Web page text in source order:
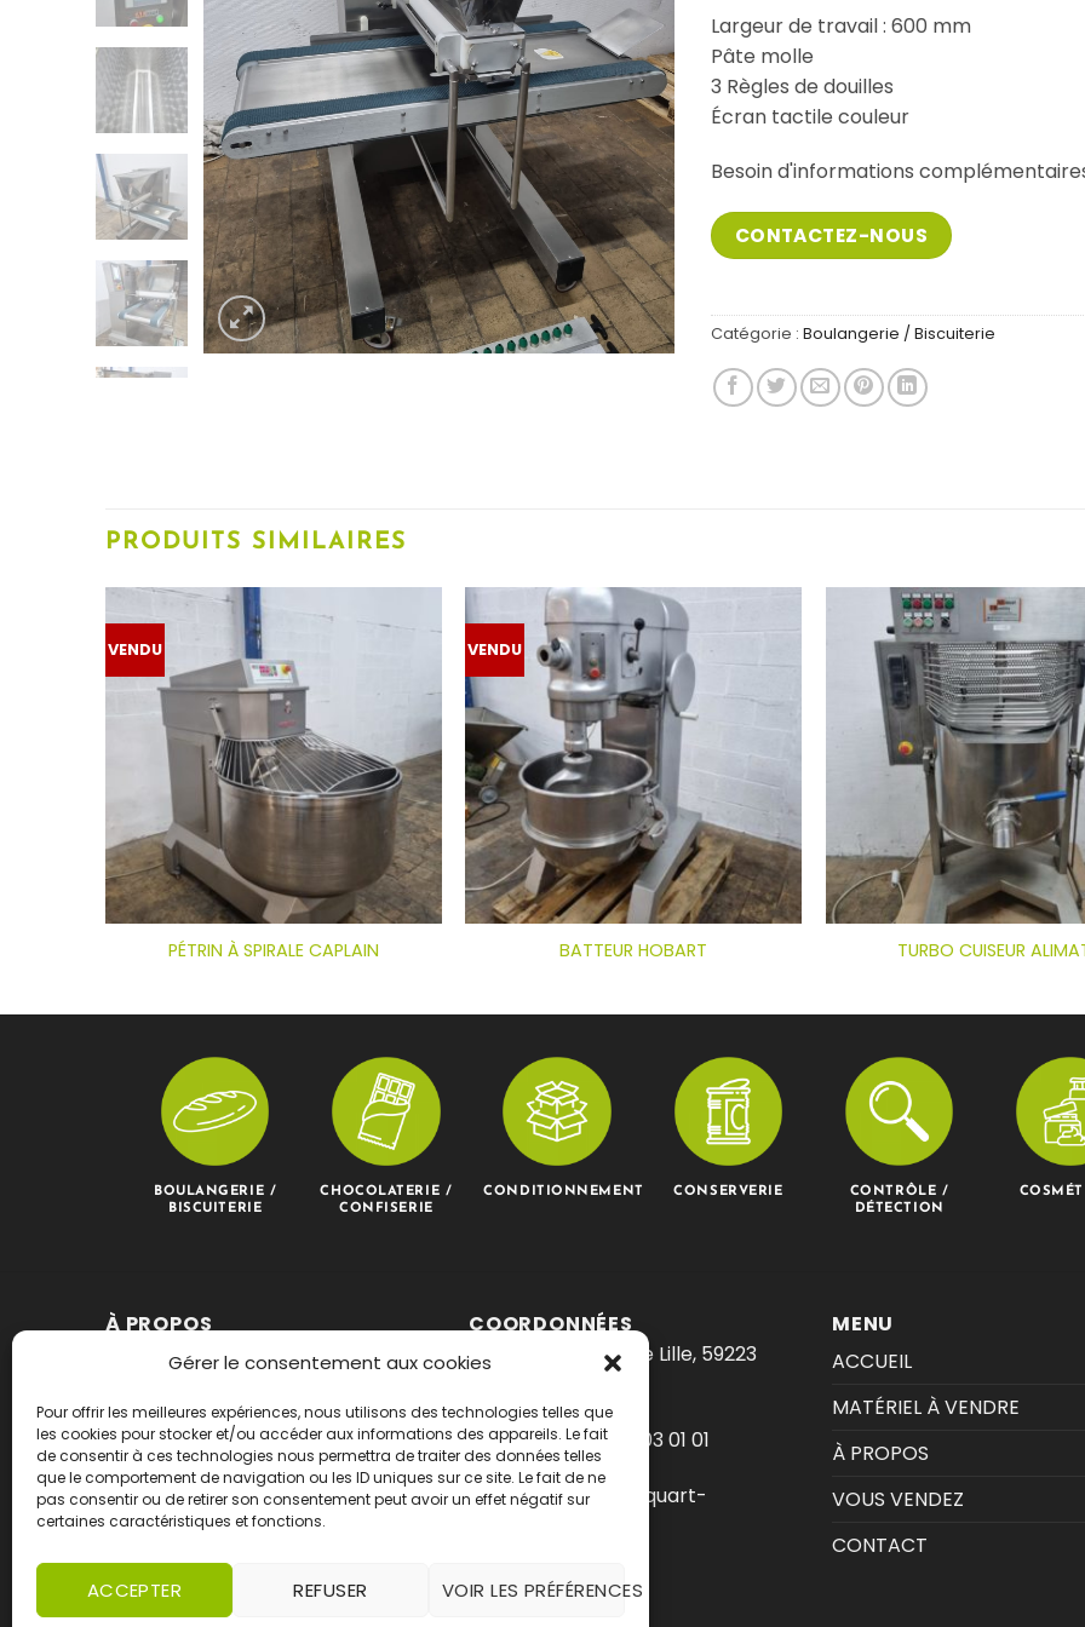
Gérer le consentement aux cookies
Pour offrir les meilleures expériences, nous utilisons des technologies telles que
les cookies pour stocker et/ou accéder aux informations des appareils. Le fait
de consentir à ces technologies nous permettra de traiter des données telles
que le comportement de navigation ou les ID uniques sur ce site. Le fait de ne
pas consentir ou de retirer son consentement peut avoir un effet négatif sur
certaines caractéristiques et fonctions.
ACCEPTER REFUSER VOIR LES PRÉFÉRENCES
Largeur de travail : 600 mm
Pâte molle
3 Règles de douilles
Écran tactile couleur
Besoin d'informations
CONTACTEZ-NOUS
Catégorie : Boulangerie / Biscuiterie
PRODUITS SIMILAIRES
VENDU
PÉTRIN À SPIRALE CAPLAIN
VENDU
BATTEUR HOBART TURBO CUISEUR
BOULANGERIE /
BISCUITERIE
CHOCOLATERIE /
CONFISERIE
CONDITIONNEMENT CONSERVERIE
CONTRÔLE /
DÉTECTION
À PROPOS
Jacquart Occasion est spécialisée
machines et équipements
d’occasion dans le domaine de
l’agroalimentaire
COORDONNÉES
Adresse : 301 rue de Lille, 59223
Téléphone :03 20 03 01 01
Mail :contact@jacquart-
MENU
ACCUEIL
MATÉRIEL À VENDRE
À PROPOS
VOUS VENDEZ
CONTACT